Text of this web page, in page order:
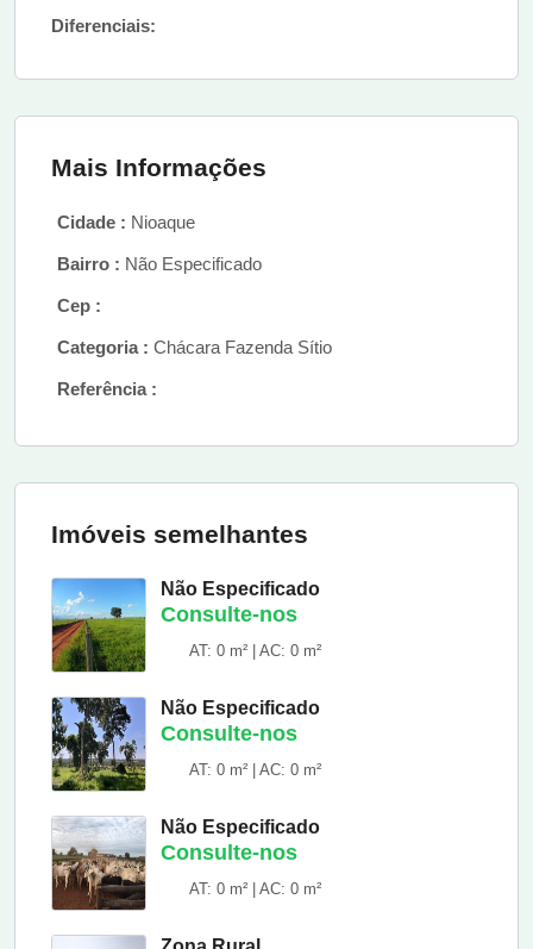
Diferenciais:
Mais Informações
Cidade : Nioaque
Bairro : Não Especificado
Cep :
Categoria : Chácara Fazenda Sítio
Referência :
Imóveis semelhantes
Não Especificado
Consulte-nos
AT: 0 m² | AC: 0 m²
Não Especificado
Consulte-nos
AT: 0 m² | AC: 0 m²
Não Especificado
Consulte-nos
AT: 0 m² | AC: 0 m²